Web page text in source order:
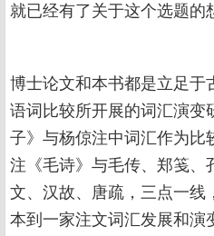
就已经有了关于这个选题的
博士论文和本书都是立足于
语词比较所开展的词汇演变
子》与杨倞注中词汇作为比
注《毛诗》与毛传、郑笺、
文、汉故、唐疏，三点一线
本到一家注文词汇发展和演